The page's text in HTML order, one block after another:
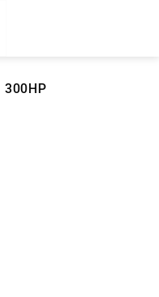
300HP